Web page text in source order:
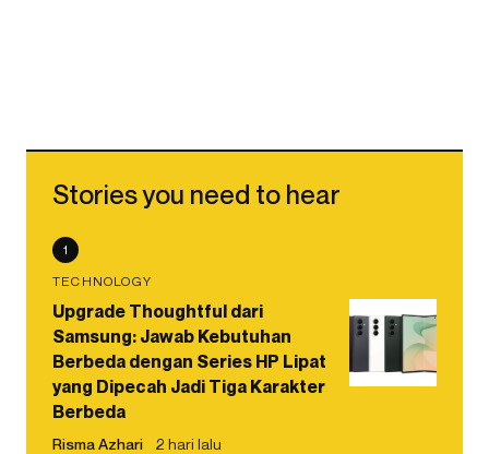
Stories you need to hear
1
TECHNOLOGY
Upgrade Thoughtful dari
Samsung: Jawab Kebutuhan
Berbeda dengan Series HP Lipat
yang Dipecah Jadi Tiga Karakter
Berbeda
Risma Azhari 2 hari lalu